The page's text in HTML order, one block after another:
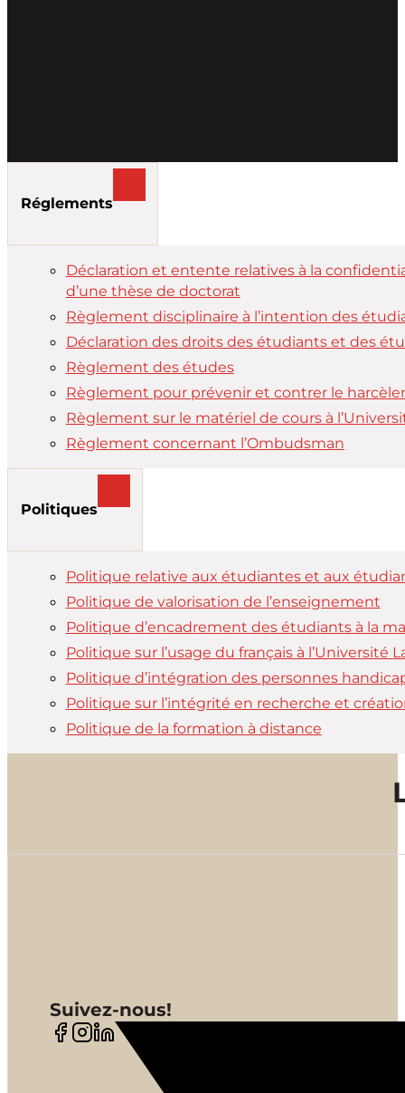
Réglements
Déclaration et entente relatives à la
d’une thèse de doctorat
Règlement disciplinaire à l’intention des
Déclaration des droits des étudiants et des
Règlement des études
Règlement pour prévenir et contrer le
Règlement sur le matériel de cours à
Règlement concernant l’Ombudsman
Politiques
Politique relative aux étudiantes et aux
Politique de valorisation de l’enseignement
Politique d’encadrement des étudiants à la
Politique sur l’usage du français à l’Université
Politique d’intégration des personnes
Politique sur l’intégrité en recherche et
Politique de la formation à distance
Suivez-nous!